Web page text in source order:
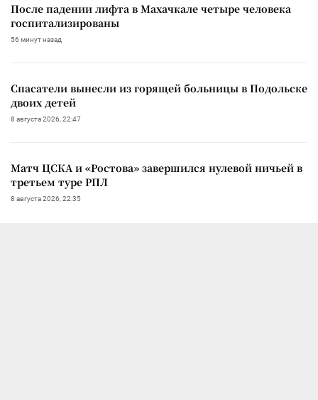
После падении лифта в Махачкале четыре человека
госпитализированы
56 минут назад
Спасатели вынесли из горящей больницы в Подольске
двоих детей
8 августа 2026, 22:47
Матч ЦСКА и «Ростова» завершился нулевой ничьей в
третьем туре РПЛ
8 августа 2026, 22:35